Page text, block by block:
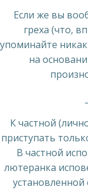
Если же вы
греха (что,
упоминайте
на
К частной
приступать
В частной
лютеранка